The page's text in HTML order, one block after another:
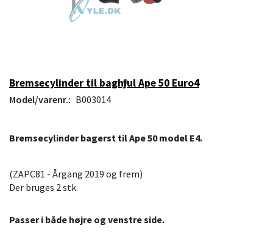
Bremsecylinder til baghjul Ape 50 Euro4
Model/varenr.: B003014
Bremsecylinder bagerst til Ape 50 model E4.
(ZAPC81 - Årgang 2019 og frem)
Der bruges 2 stk.
Passer i både højre og venstre side.